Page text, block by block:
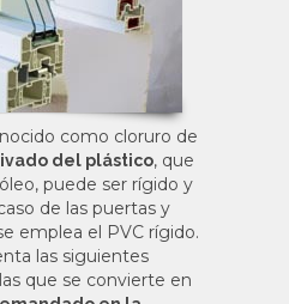
como cloruro de
del plástico, que
puede ser rígido y
de las puertas y
emplea el PVC rígido.
las siguientes
que se convierte en